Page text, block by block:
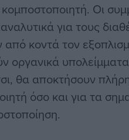
Οι
για τους
κοντά τον
οργανικά
θα αποκτήσουν
όσο και για τα